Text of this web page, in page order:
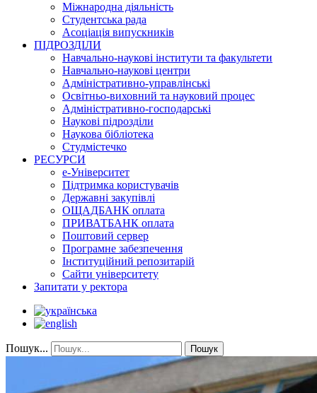
Міжнародна діяльність
Студентська рада
Асоціація випускників
ПІДРОЗДІЛИ
Навчально-наукові інститути та факультети
Навчально-наукові центри
Адміністративно-управлінські
Освітньо-виховний та науковий процес
Адміністративно-господарські
Наукові підрозділи
Наукова бібліотека
Студмістечко
РЕСУРСИ
е-Університет
Підтримка користувачів
Державні закупівлі
ОЩАДБАНК оплата
ПРИВАТБАНК оплата
Поштовий сервер
Програмне забезпечення
Інституційний репозитарій
Сайти університету
Запитати у ректора
Пошук... Пошук